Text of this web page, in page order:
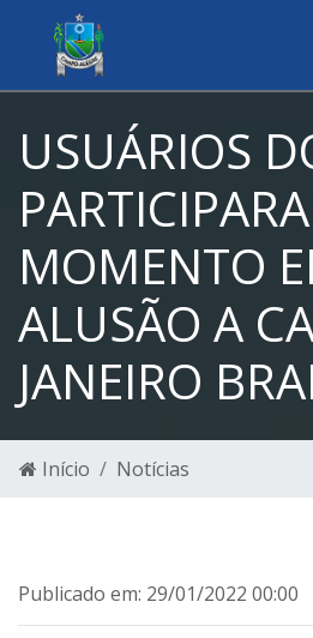
USUÁRIOS
MOMENTO
ALUSÃO A
JANEIRO
Início Notícias
Publicado em: 29/01/2022 00:00